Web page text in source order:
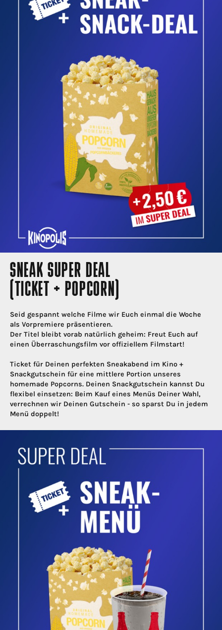
SNEAK SUPER DEAL
(TICKET + POPCORN)
Seid gespannt welche Filme wir Euch einmal die Woche
als Vorpremiere präsentieren.
Der Titel bleibt vorab natürlich geheim: Freut Euch auf
einen Überraschungsfilm vor offiziellem Filmstart!
Ticket für Deinen perfekten Sneakabend im Kino +
Snackgutschein für eine mittlere Portion unseres
homemade Popcorns. Deinen Snackgutschein kannst Du
flexibel einsetzen: Beim Kauf eines Menüs Deiner Wahl,
verrechnen wir Deinen Gutschein - so sparst Du in jedem
Menü doppelt!